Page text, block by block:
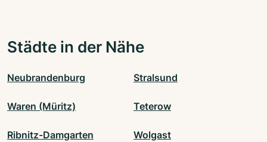
Städte in der Nähe
Neubrandenburg Stralsund
Waren (Müritz) Teterow
Ribnitz-Damgarten Wolgast